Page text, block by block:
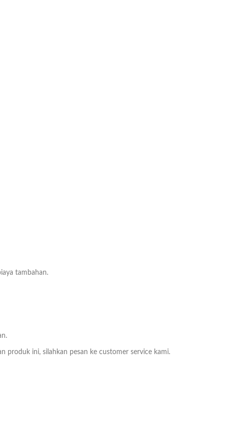
tambahan.
produk ini, silahkan pesan ke customer service kami.